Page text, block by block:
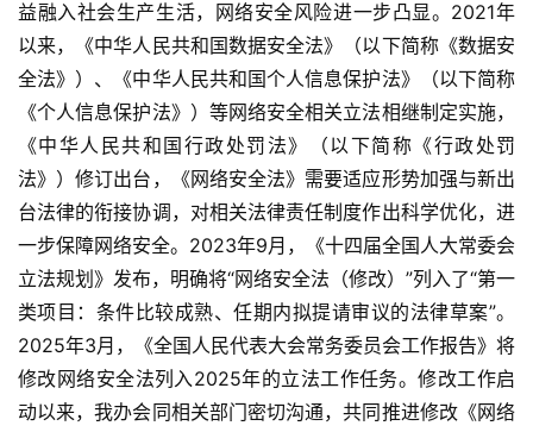
益融入社会生产生活，网络安全风险进一步凸显。2021年
以来，《中华人民共和国数据安全法》（以下简称《数据安
全法》）、《中华人民共和国个人信息保护法》（以下简称
《个人信息保护法》）等网络安全相关立法相继制定实施，
《中华人民共和国行政处罚法》（以下简称《行政处罚
法》）修订出台，《网络安全法》需要适应形势加强与新出
台法律的衔接协调，对相关法律责任制度作出科学优化，进
一步保障网络安全。2023年9月，《十四届全国人大常委会
立法规划》发布，明确将“网络安全法（修改）”列入了“第一
类项目：条件比较成熟、任期内拟提请审议的法律草案”。
2025年3月，《全国人民代表大会常务委员会工作报告》将
修改网络安全法列入2025年的立法工作任务。修改工作启
动以来，我办会同相关部门密切沟通，共同推进修改《网络